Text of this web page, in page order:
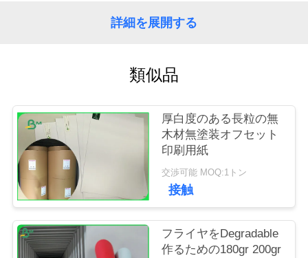
理
私
達
に
詳細を展開する
類似品
厚白度のある長粒の無
木材無塗装オフセット
印刷用紙
交渉可能 MOQ:1トン
接触
フライヤをDegradable
作るための180gr 200gr